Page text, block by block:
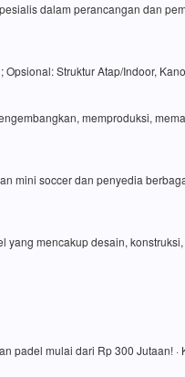
dalam perancangan dan
Struktur Atap/Indoor,
memproduksi,
mini soccer dan penyedia
mencakup desain,
padel mulai dari Rp 300 Jutaan! ·